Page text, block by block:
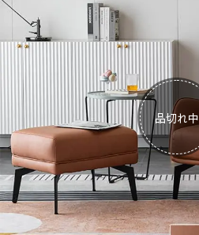
品切れ中